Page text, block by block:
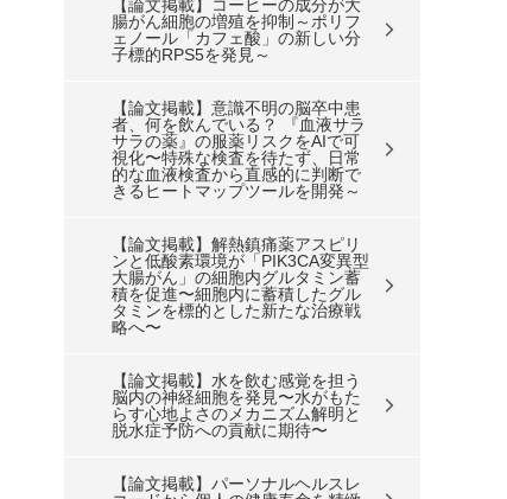
【論文掲載】コーヒーの成分が大
腸がん細胞の増殖を抑制～ポリフ
ェノール「カフェ酸」の新しい分
子標的RPS5を発見～
【論文掲載】意識不明の脳卒中患
者、何を飲んでいる？ 『血液サラ
サラの薬』の服薬リスクをAIで可
視化〜特殊な検査を待たず、日常
的な血液検査から直感的に判断で
きるヒートマップツールを開発～
【論文掲載】解熱鎮痛薬アスピリ
ンと低酸素環境が「PIK3CA変異型
大腸がん」の細胞内グルタミン蓄
積を促進〜細胞内に蓄積したグル
タミンを標的とした新たな治療戦
略へ〜
【論文掲載】水を飲む感覚を担う
脳内の神経細胞を発見〜水がもた
らす心地よさのメカニズム解明と
脱水症予防への貢献に期待〜
【論文掲載】パーソナルヘルスレ